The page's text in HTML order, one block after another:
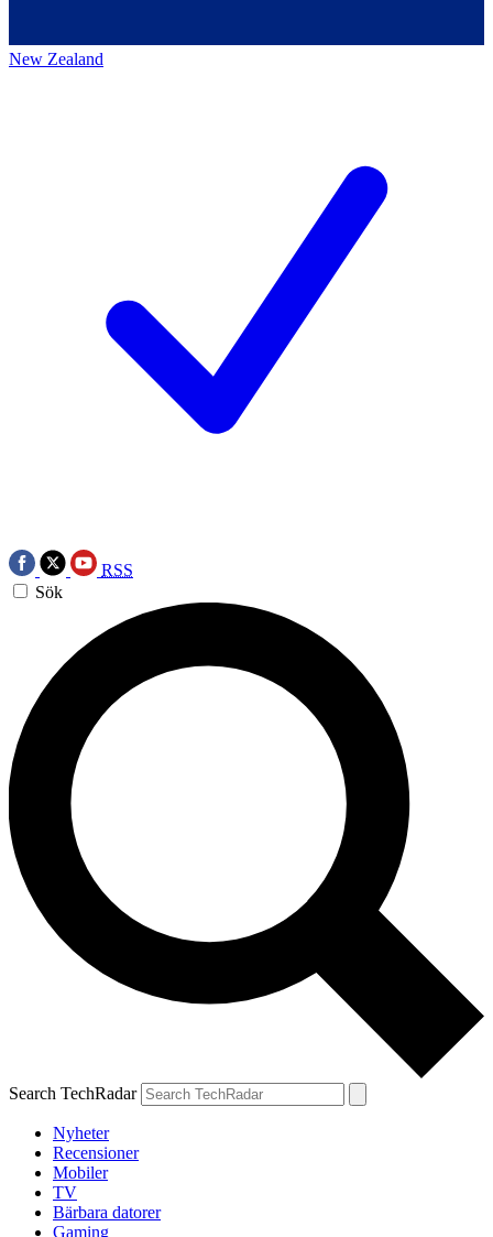
New Zealand
RSS
Sök
Search TechRadar
Nyheter
Recensioner
Mobiler
TV
Bärbara datorer
Gaming